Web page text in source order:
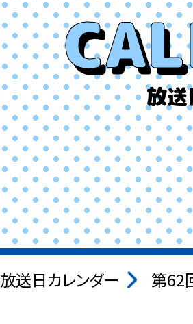
放
放送日カレンダー 第62